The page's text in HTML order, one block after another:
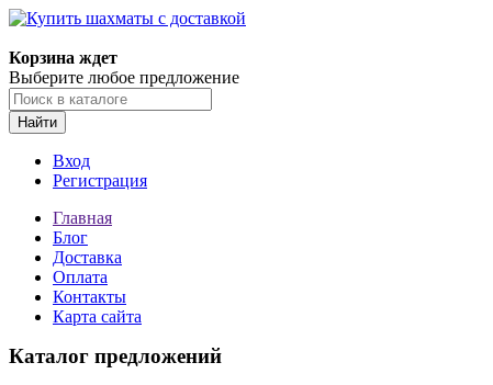
Корзина ждет
Выберите любое предложение
Найти
Вход
Регистрация
Главная
Блог
Доставка
Оплата
Контакты
Карта сайта
Каталог предложений